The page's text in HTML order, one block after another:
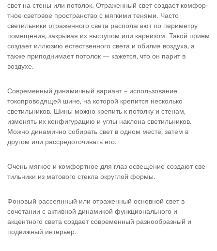
свет на стены или потолок. Отраженный свет создает комфор­
тное световое пространство с мягкими тенями. Часто
светильни­ки отраженного света располагают по периметру
помещения, за­крывая их выступом или карнизом. Такой прием
создает иллюзию естественного света и обилия воздуха, а
также припод­нимает потолок — кажется, что он парит в
воздухе.
Современный динамичный вариант – использование
токопроводящей шине, на которой крепится несколько
светильников. Шины можно крепить к потолку и стенам,
изменять их конфигурацию и углы наклона светильников.
Можно динамично собирать свет в одном месте, затем в
другом или рассредоточивать его.
Очень мягкое и комфортное для глаз освещение создают све­
тильники из матового стекла округлой формы.
Фоновый рассеянный или отраженный основной свет в
сочета­нии с активной динамикой функционального и
акцентного света создает современный разнообразный и
подвижный интерьер.